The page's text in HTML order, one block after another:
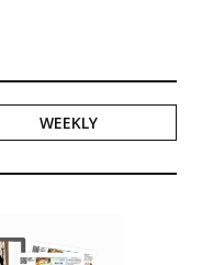
WEEKLY